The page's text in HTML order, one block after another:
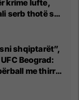
krime lufte,
serb thotë se
në
shqiptarët”,
Beograd:
me thirrje
nga